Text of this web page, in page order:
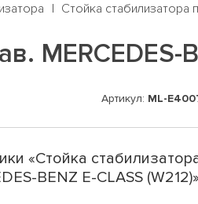
Стойка стабилизатора
MERCEDES-
Артикул: ML-
«Стойка
BENZ E-CLASS (W212)»